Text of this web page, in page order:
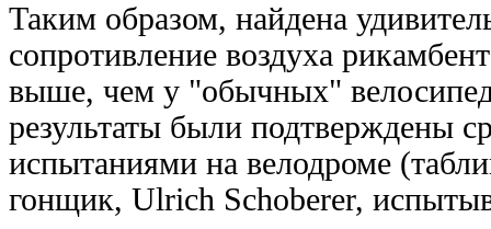
Таким образом, найдена
сопротивление воздуха
выше, чем у "обычных"
результаты были подтверждены
испытаниями на велодроме
гонщик, Ulrich Schoberer,